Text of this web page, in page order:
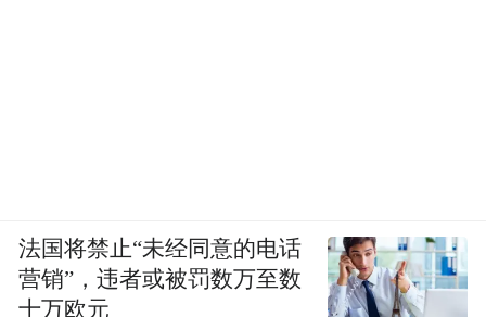
法国将禁止“未经同意的电话
营销”，违者或被罚数万至数
十万欧元